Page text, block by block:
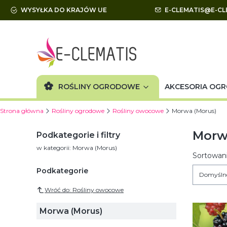
WYSYŁKA DO KRAJÓW UE E-CLEMATIS@E-
ROŚLINY OGRODOWE AKCESORIA
Strona główna Rośliny ogrodowe Rośliny owocowe Morwa (Morus)
Podkategorie i filtry
w kategorii: Morwa (Morus)
Podkategorie
Wróć do: Rośliny owocowe
Morwa (Morus)
Lista